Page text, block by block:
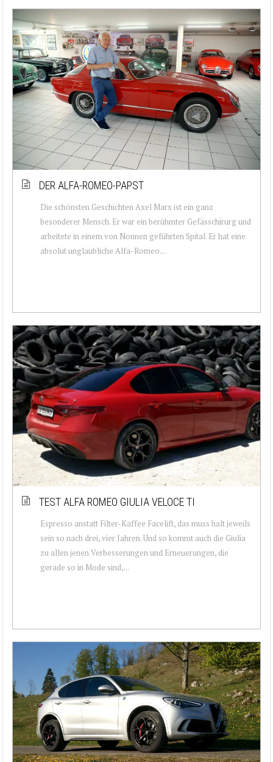
DER ALFA-ROMEO-PAPST
Die schönsten Geschichten Axel Marx ist ein ganz
besonderer Mensch. Er war ein berühmter Gefässchirurg und
arbeitete in einem von Nonnen geführten Spital. Er hat ­eine
absolut unglaubliche Alfa-Romeo...
TEST ALFA ROMEO GIULIA VELOCE TI
Espresso anstatt Filter-Kaffee Facelift, das muss halt jeweils
sein so nach drei, vier Jahren. Und so kommt auch die Giulia
zu allen jenen Verbesserungen und Erneuerungen, die
gerade so in Mode sind,...